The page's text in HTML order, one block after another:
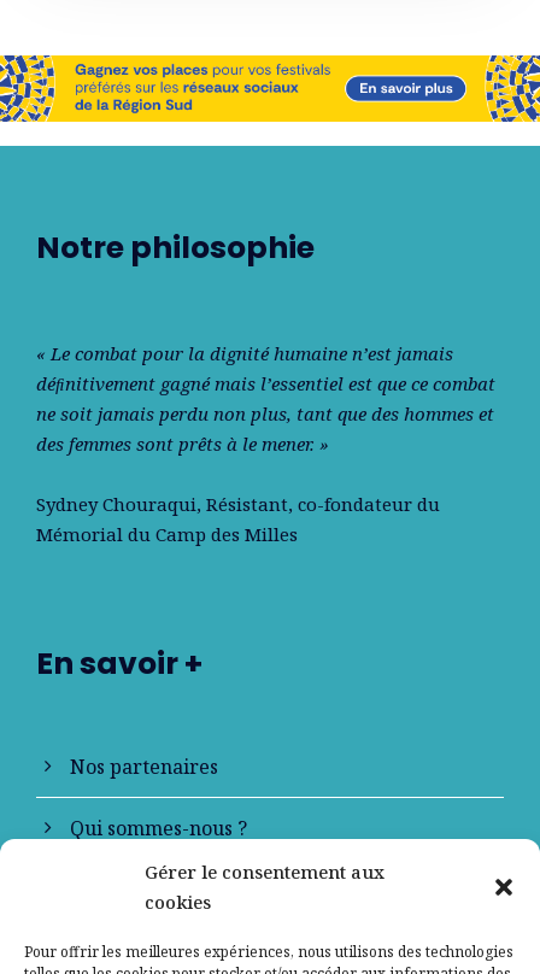
Gérer le consentement aux
cookies
Pour offrir les meilleures expériences, nous utilisons des technologies
Notre philosophie
« Le combat pour la dignité humaine n’est jamais
déﬁnitivement gagné mais l’essentiel est que ce combat
ne soit jamais perdu non plus, tant que des hommes et
des femmes sont prêts à le mener. »
Sydney Chouraqui, Résistant, co-fondateur du
Mémorial du Camp des Milles
En savoir +
Nos partenaires
Qui sommes-nous ?
Contactez-nous
Mentions légales